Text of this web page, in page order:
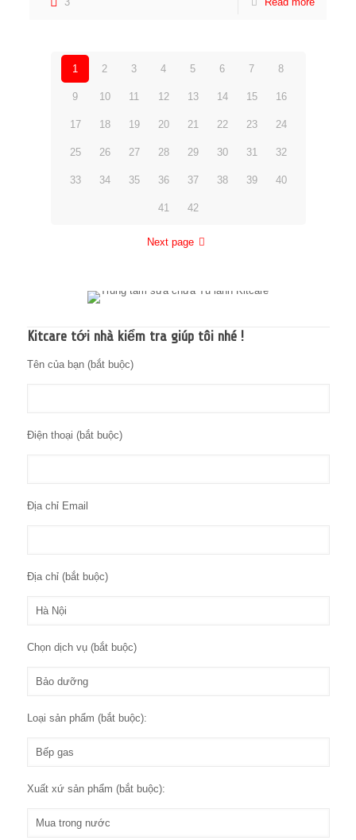
1 2 3 4 5 6 7 8
9 10 11 12 13 14 15 16
17 18 19 20 21 22 23 24
25 26 27 28 29 30 31 32
33 34 35 36 37 38 39 40
41 42
Next page
Kitcare tới nhà kiểm tra giúp tôi nhé !
Tên của bạn (bắt buộc)
Điện thoại (bắt buộc)
Địa chỉ Email
Địa chỉ (bắt buộc)
Chọn dịch vụ (bắt buộc)
Loại sản phẩm (bắt buộc):
Xuất xứ sản phẩm (bắt buộc):